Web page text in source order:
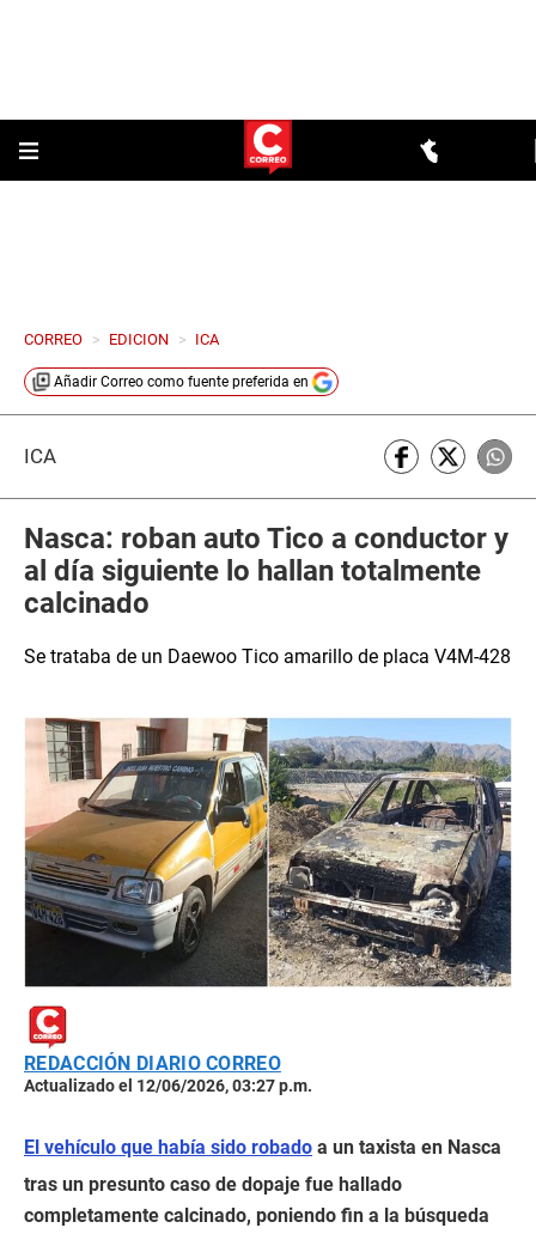
CORREO > EDICION > ICA
Añadir Correo como fuente preferida en
ICA
Nasca: roban auto Tico a conductor y
al día siguiente lo hallan totalmente
calcinado
Se trataba de un Daewoo Tico amarillo de placa V4M-428
REDACCIÓN DIARIO CORREO
Actualizado el 12/06/2026, 03:27 p.m.
El vehículo que había sido robado a un taxista en Nasca
tras un presunto caso de dopaje fue hallado
completamente calcinado, poniendo fin a la búsqueda